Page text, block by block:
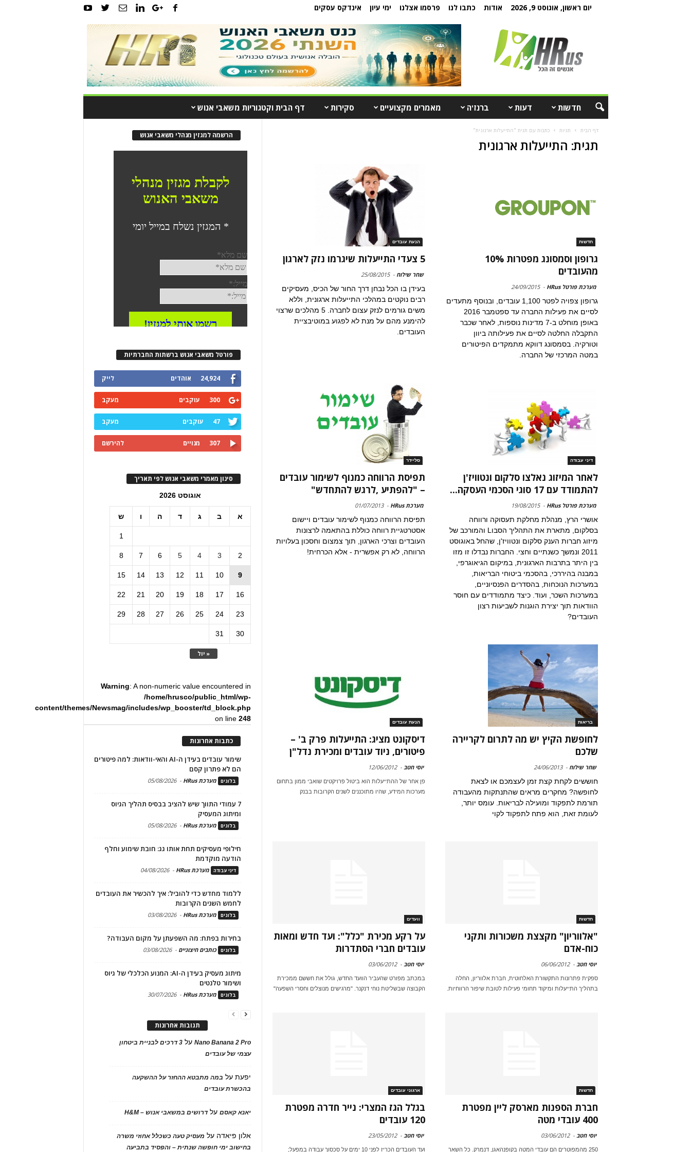
יום ראשון, אוגוסט 9, 2026 אודות כתבו לנו פרסמו אצלנו ימי עיון אינדקס עסקים
חדשות דעות ברנז'ה מאמרים מקצועיים סקירות דף הבית וקטגוריות משאבי אנוש
דף הבית תגיות כתבות עם תגית "התייעלות ארגונית"
תגית: התייעלות ארגונית
חדשות
גרופון וסמסונג מפטרות 10%
מהעובדים
מערכת פורטל HRus -
24/09/2015
גרופון צפויה לפטר 1,100 עובדים, ובנוסף מתעדים
לסיים את פעילות החברה עד ספטמבר 2016
באופן מוחלט ב-7 מדינות נוספות, לאחר שכבר
התקבלה החלטה לסיים את פעילותה ביוון
וטורקיה. בסמסונג דווקא מתמקדים הפיטורים
במטה המרכזי של החברה.
הנעת עובדים
5 צעדי התייעלות שיגרמו נזק לארגון
שחר שילוח -
25/08/2015
בעידן בו הכל נבחן דרך החור של הכיס, מעסיקים
רבים נוקטים במהלכי התייעלות ארגונית, וללא
משים גורמים לנזק עצום לחברה. 5 מהלכים שרצוי
להימנע מהם על מנת לא לפגוע במוטיבציית
העובדים.
דיני עבודה
לאחר המיזוג נאלצו סלקום ונטוויז'ן
להתמודד עם 17 סוגי הסכמי העסקה...
מערכת פורטל HRus -
19/08/2015
אושרי הרץ, מנהלת מחלקת תעסוקה ורווחה
בסלקום, מתארת את התהליך הסבוL והמורכב של
מיזוג חברות הענק סלקום ונטוויז'ן, שהחל באוגוסט
2011 ונמשך כשנתיים וחצי. החברות נבדלו זו מזו
בין היתר בתרבות הארגונית, במיקום הגיאוגרפי,
במבנה בהיררכי, בהסכמי ביטוחי הבריאות,
במערכות הנוכחות, בהסדרים הפנסיוניים,
במערכות השכר, ועוד. כיצד מתמודדים עם חוסר
הוודאות תוך יצירת הוגנות לשביעות רצון
העובדים?
סליידר
תפיסת הרווחה כמנוף לשימור עובדים
– "להפתיע ,לרגש להתחדש"
מערכת HRus -
01/07/2013
תפיסת הרווחה כמנוף לשימור עובדים ויישום
אסטרטגיית רווחה כוללת בהתאמה לרצונות
העובדים וצרכי הארגון, תוך צמצום וחסכון בעלויות
הרווחה, לא רק אפשרית - אלא הכרחית!
בריאות
לחופשת הקיץ יש מה לתרום לקריירה
שלכם
שחר שילוח -
24/06/2013
חוששים לקחת קצת זמן לעצמכם או לצאת
לחופשה? מחקרים מראים שהתנתקות מהעבודה
תורמת לתפקוד ומועילה לבריאות. עומס יותר,
לעומת זאת, הוא פתח לתפקוד לקוי
הנעת עובדים
דיסקונט מציג: התייעלות פרק ב' –
פיטורים, ניוד עובדים ומכירת נדל"ן
יוסי חטב -
12/06/2012
פן אחר של ההתייעלות הוא ביטול פרויקטים שואבי ממון בתחום
מערכות המידע, שהיו מתוכננים לשנים הקרובות בבנק
חדשות
"אלווריון" מקצצת משכורות ותקני
כוח-אדם
יוסי חטב -
06/06/2012
ספקית פתרונות התקשורת האלחוטית, חברת אלווריון, החלה
בתהליך התייעלות ומיקוד תחומי פעילות לטובת שיפור הרווחיות.
וועדים
על רקע מכירת "כלל": ועד חדש ומאות
עובדים חברי הסתדרות
יוסי חטב -
03/06/2012
במכתב מפורט שהעביר הוועד החדש, גולל את חששם ממכירת
הקבוצה שבשליטת נוחי דנקנר. "מרגישים מנוצלים וחסרי השפעה"
חדשות
חברת הספנות מארסק ליין מפטרת
400 עובדי מטה
יוסי חטב -
03/06/2012
250 מהמפוטרים הם עובדי המטה בקופנהאגן, דנמרק. כל השאר
ארגוני עובדים
בגלל הגז המצרי: נייר חדרה מפטרת
120 עובדים
יוסי חטב -
23/05/2012
ועד העובדים הכריז לפני 10 ימים על סכסוך עבודה במפעל;
הרשמה למגזין מנהלי משאבי אנוש
פורטל משאבי אנוש ברשתות החברתיות
24,924 אוהדים לייק
300 עוקבים מעקב
47 עוקבים מעקב
307 מנויים להירשם
סינון מאמרי משאבי אנוש לפי תאריך
אוגוסט 2026
א ב ג ד ה ו ש
« יול
1
2
3
4
5
6
7
8
9
10
11
12
13
14
15
16
17
18
19
20
21
22
23
24
25
26
27
28
29
30
31
Warning: A non-numeric value encountered in
/home/hrusco/public_html/wp-
content/themes/Newsmag/includes/wp_booster/td_block.php
on line248
כתבות אחרונות
שימור עובדים בעידן ה-AI והאי-וודאות: למה פיטורים
הם לא פתרון קסם
בלוגים מערכת HRus -
05/08/2026
7 עמודי התווך שיש להציב בבסיס תהליך הגיוס
ומיתוג המעסיק
בלוגים מערכת HRus -
05/08/2026
חילופי מעסיקים תחת אותו גג: חובת שימוע וחלף
הודעה מוקדמת
דיני עבודה מערכת HRus -
04/08/2026
ללמוד מחדש כדי להוביל: איך להכשיר את העובדים
לחמש השנים הקרובות
בלוגים מערכת HRus -
03/08/2026
בחירות בפתח: מה השפעתן על מקום העבודה?
בלוגים כותבים חיצוניים -
03/08/2026
מיתוג מעסיק בעידן ה-AI: המנוע הכלכלי של גיוס
ושימור טלנטים
בלוגים מערכת HRus -
30/07/2026
תגובות אחרונות
Nano Banana 2 Proעל
3 דרכים לבניית ביטחון
עצמי של עובדים
יפעתעל במה מתבטא ההחזר על ההשקעה
בהכשרת עובדים
יאנא קאסםעלדרושים במשאבי אנוש – H&M
אלון פיאדה על מעסיק טעה כשכלל אחוזי משרה
בחישוב ימי חופשה שנתית – והפסיד בתביעה